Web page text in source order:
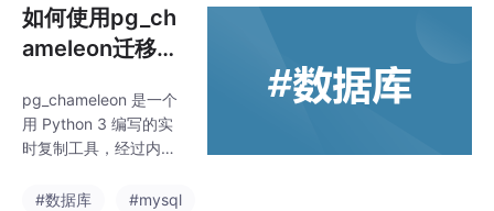
retention time 为慢 SQ
L 的保留时间，取值范
围为 0 ~ 604800。该
量 sql 的保留时间默认
为一
如何使用pg_ch
ameleon迁移M
penGauss
pg_chameleon 是一个
用 Python 3 编写的实
时复制工具，经过内部
L 迁移到 openGauss。
#数据库 #mysql